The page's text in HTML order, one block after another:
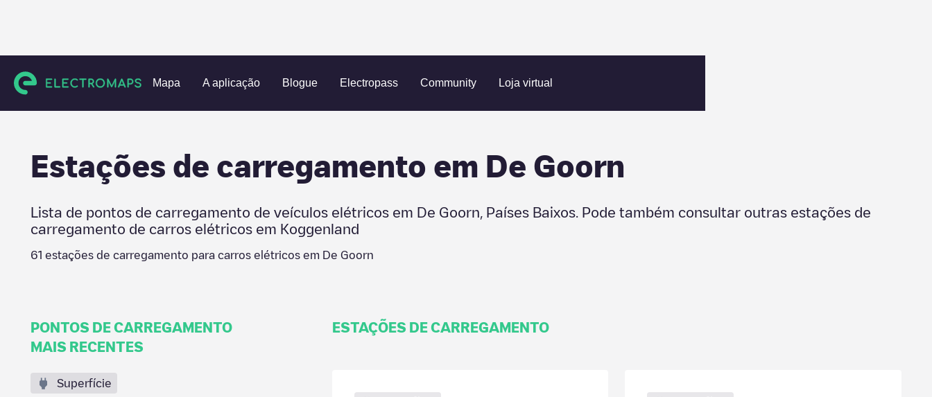
Mapa A aplicação Blogue Electropass Community Loja virtual
Charging stations Países Baixos Koggenland De Goorn
Estações de carregamento em De Goorn
Lista de pontos de carregamento de veículos elétricos em De Goorn Países Baixos . Pode também consultar outras estações de
carregamento de carros elétricos em Koggenland
61 estações de carregamento para carros elétricos em De Goorn
PONTOS DE CARREGAMENTO
MAIS RECENTES
Superfície
ESTAÇÕES DE CARREGAMENTO